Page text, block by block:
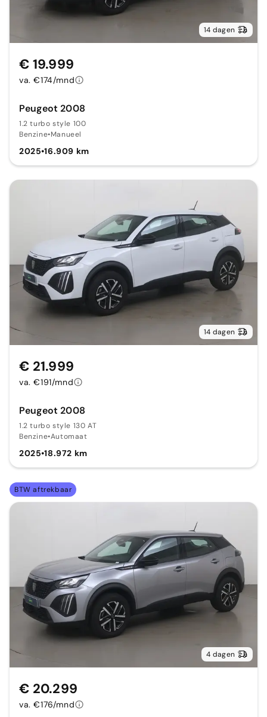
14 dagen
Peugeot 2008
1.2 turbo style 100
Benzine•Manueel
2025•16.909 km
€ 19.999
va. €174/mnd
14 dagen
Peugeot 2008
1.2 turbo style 130 AT
Benzine•Automaat
2025•18.972 km
€ 21.999
va. €191/mnd
BTW aftrekbaar
4 dagen
€ 20.299
va. €176/mnd